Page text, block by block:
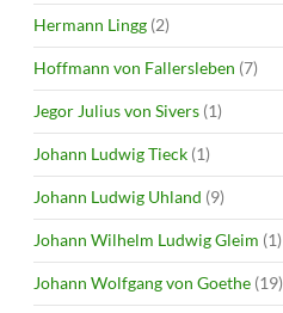
Hermann Lingg (2)
Hoffmann von Fallersleben (7)
Jegor Julius von Sivers (1)
Johann Ludwig Tieck (1)
Johann Ludwig Uhland (9)
Johann Wilhelm Ludwig Gleim (1)
Johann Wolfgang von Goethe (19)